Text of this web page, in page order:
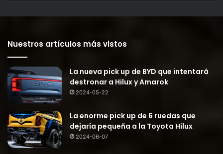
Nuestros artículos más vistos
La nueva pick up de BYD que intentará
destronar a Hilux y Amarok
2024-05-22
La enorme pick up de 6 ruedas que
dejaría pequeña a la Toyota Hilux
2024-06-07